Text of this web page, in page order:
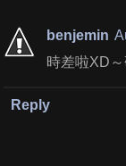
benjemin
時差啦XD
Reply